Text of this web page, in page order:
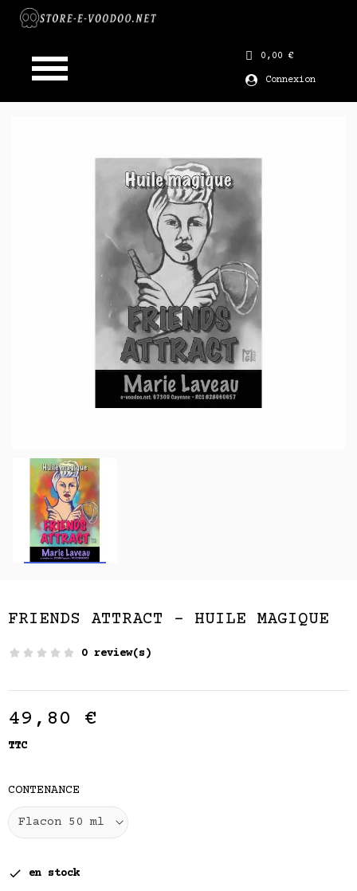
0,00 €
Connexion
FRIENDS ATTRACT - HUILE MAGIQUE
0 review(s)
49,80 €
TTC
CONTENANCE
 en stock